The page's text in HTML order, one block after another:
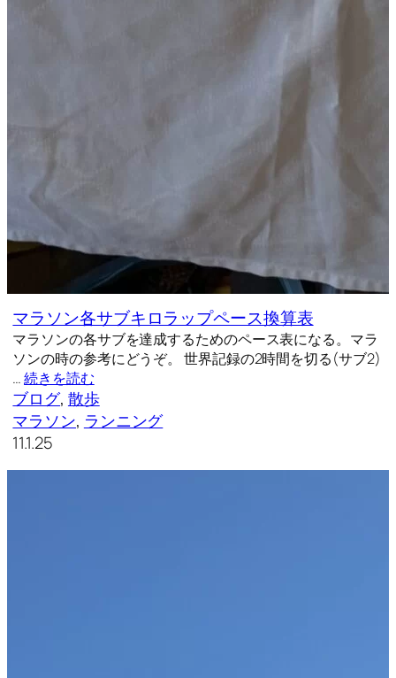
マラソン各サブキロラップペース換算表
マラソンの各サブを達成するためのペース表になる。マラ
ソンの時の参考にどうぞ。 世界記録の2時間を切る(サブ2)
…続きを読む
ブログ, 散歩
マラソン, ランニング
11.1.25